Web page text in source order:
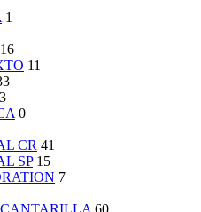
1
16
11
3
0
CR 41
SP 15
7